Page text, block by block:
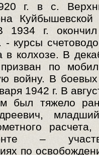
г. в с.
1934 г.
курсы
в колхозе. В
по
войну. В боевых
1942 г. В
был тяжело
расчета,
–
по